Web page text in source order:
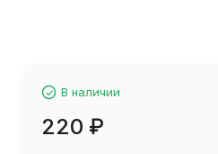
В наличии
220 ₽